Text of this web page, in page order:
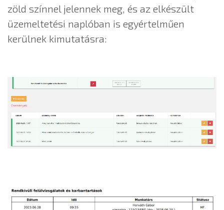
zöld színnel jelennek meg, és az elkészült
üzemeltetési naplóban is egyértelműen
kerülnek kimutatásra: